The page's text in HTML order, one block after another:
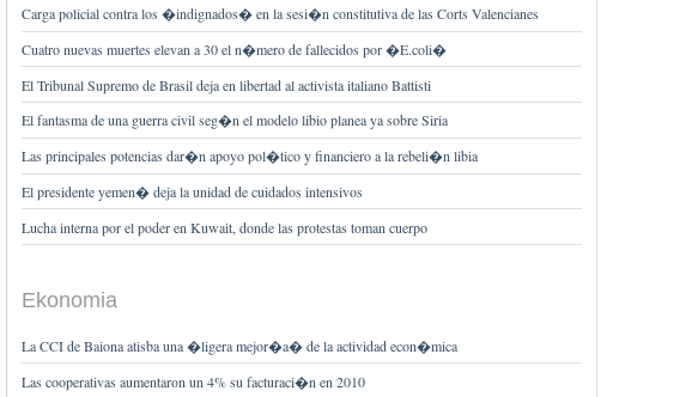
Carga policial contra los �indignados� en la sesi�n constitutiva de las Corts Valencianes
Cuatro nuevas muertes elevan a 30 el n�mero de fallecidos por �E.coli�
El Tribunal Supremo de Brasil deja en libertad al activista italiano Battisti
El fantasma de una guerra civil seg�n el modelo libio planea ya sobre Siria
Las principales potencias dar�n apoyo pol�tico y financiero a la rebeli�n libia
El presidente yemen� deja la unidad de cuidados intensivos
Lucha interna por el poder en Kuwait, donde las protestas toman cuerpo
Ekonomia
La CCI de Baiona atisba una �ligera mejor�a� de la actividad econ�mica
Las cooperativas aumentaron un 4% su facturaci�n en 2010